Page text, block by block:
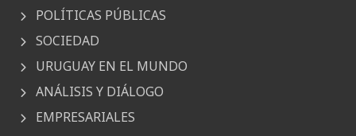
POLÍTICAS PÚBLICAS
SOCIEDAD
URUGUAY EN EL MUNDO
ANÁLISIS Y DIÁLOGO
EMPRESARIALES